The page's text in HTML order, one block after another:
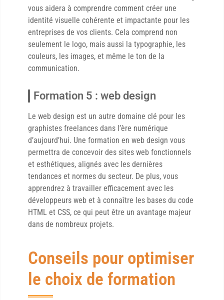
vous aidera à comprendre comment créer une
identité visuelle cohérente et impactante pour les
entreprises de vos clients. Cela comprend non
seulement le logo, mais aussi la typographie, les
couleurs, les images, et même le ton de la
communication.
Formation 5 : web design
Le web design est un autre domaine clé pour les
graphistes freelances dans l’ère numérique
d’aujourd’hui. Une formation en web design vous
permettra de concevoir des sites web fonctionnels
et esthétiques, alignés avec les dernières
tendances et normes du secteur. De plus, vous
apprendrez à travailler efficacement avec les
développeurs web et à connaître les bases du code
HTML et CSS, ce qui peut être un avantage majeur
dans de nombreux projets.
Conseils pour optimiser
le choix de formation